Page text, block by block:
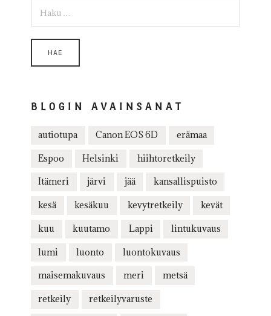
BLOGIN AVAINSANAT
autiotupa Canon EOS 6D erämaa
Espoo Helsinki hiihtoretkeily
Itämeri järvi jää kansallispuisto
kesä kesäkuu kevytretkeily kevät
kuu kuutamo Lappi lintukuvaus
lumi luonto luontokuvaus
maisemakuvaus meri metsä
retkeily retkeilyvaruste